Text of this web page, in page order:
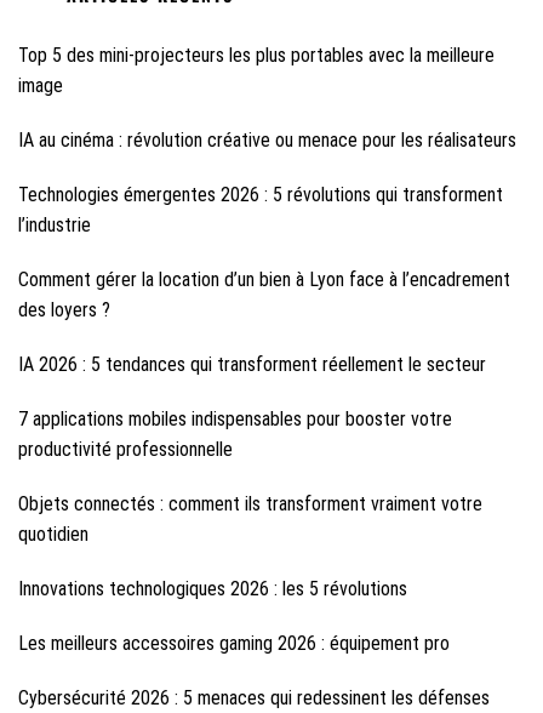
Top 5 des mini-projecteurs les plus portables avec la meilleure
image
IA au cinéma : révolution créative ou menace pour les réalisateurs
Technologies émergentes 2026 : 5 révolutions qui transforment
l’industrie
Comment gérer la location d’un bien à Lyon face à l’encadrement
des loyers ?
IA 2026 : 5 tendances qui transforment réellement le secteur
7 applications mobiles indispensables pour booster votre
productivité professionnelle
Objets connectés : comment ils transforment vraiment votre
quotidien
Innovations technologiques 2026 : les 5 révolutions
Les meilleurs accessoires gaming 2026 : équipement pro
Cybersécurité 2026 : 5 menaces qui redessinent les défenses